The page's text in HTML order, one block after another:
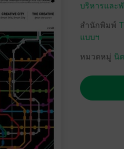
บริหารและ
สำนักพิมพ์
แบบฯ
หมวดหมู่ นิ